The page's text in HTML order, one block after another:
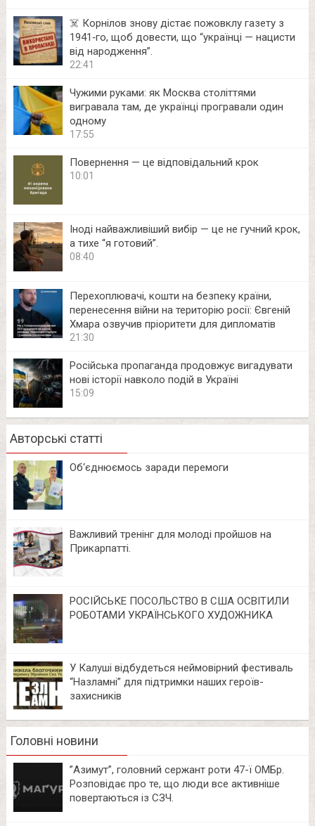
☠️ Корнілов знову дістає пожовклу газету з
1941‑го, щоб довести, що “українці — нацисти
від народження”.
22:41
Чужими руками: як Москва століттями
вигравала там, де українці програвали один
одному
17:55
Повернення — це відповідальний крок
10:01
Іноді найважливіший вибір — це не гучний крок,
а тихе “я готовий”.
08:40
Перехоплювачі, кошти на безпеку країни,
перенесення війни на територію росії: Євгеній
Хмара озвучив пріоритети для дипломатів
21:30
Російська пропаганда продовжує вигадувати
нові історії навколо подій в Україні
15:09
Авторські статті
Об‘єднюємось заради перемоги
Важливий тренінг для молоді пройшов на
Прикарпатті.
РОСІЙСЬКЕ ПОСОЛЬСТВО В США ОСВІТИЛИ
РОБОТАМИ УКРАЇНСЬКОГО ХУДОЖНИКА
У Калуші відбудеться неймовірний фестиваль
“Назламні” для підтримки наших героїв-
захисників
Головні новини
⁨”Азимут”, головний сержант роти 47-ї ОМБр.
Розповідає про те, що люди все активніше
повертаються із СЗЧ.